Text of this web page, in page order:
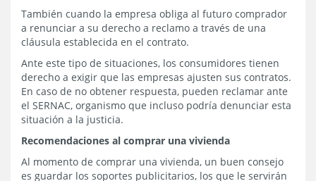
También cuando la empresa obliga al futuro comprador
a renunciar a su derecho a reclamo a través de una
cláusula establecida en el contrato.
Ante este tipo de situaciones, los consumidores tienen
derecho a exigir que las empresas ajusten sus contratos.
En caso de no obtener respuesta, pueden reclamar ante
el SERNAC, organismo que incluso podría denunciar esta
situación a la justicia.
Recomendaciones al comprar una vivienda
Al momento de comprar una vivienda, un buen consejo
es guardar los soportes publicitarios, los que le servirán